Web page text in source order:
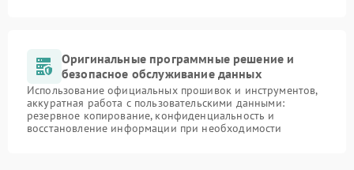
Оригинальные программные решение и
безопасное обслуживание данных
Использование официальных прошивок и инструментов,
аккуратная работа с пользовательскими данными:
резервное копирование, конфиденциальность и
восстановление информации при необходимости